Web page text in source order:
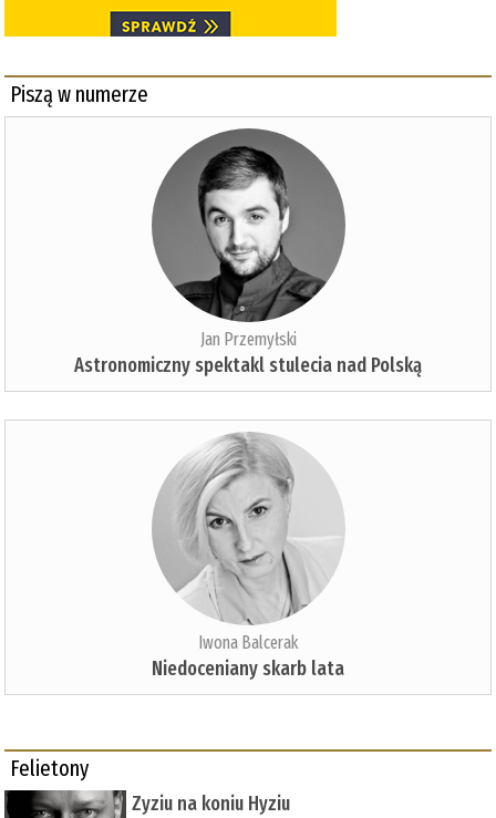
Piszą w numerze
Jan Przemyłski
Astronomiczny spektakl stulecia nad Polską
Iwona Balcerak
Niedoceniany skarb lata
Felietony
Zyziu na koniu Hyziu